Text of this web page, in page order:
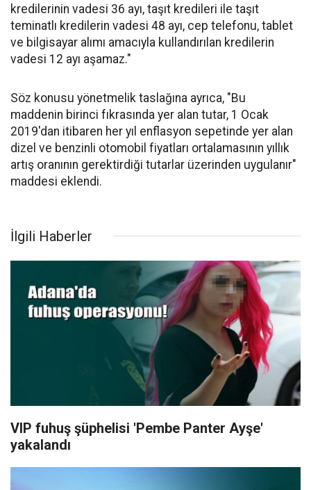
kredilerinin vadesi 36 ayı, taşıt kredileri ile taşıt
teminatlı kredilerin vadesi 48 ayı, cep telefonu, tablet
ve bilgisayar alımı amacıyla kullandırılan kredilerin
vadesi 12 ayı aşamaz."
Söz konusu yönetmelik taslağına ayrıca, "Bu
maddenin birinci fıkrasında yer alan tutar, 1 Ocak
2019'dan itibaren her yıl enflasyon sepetinde yer alan
dizel ve benzinli otomobil fiyatları ortalamasının yıllık
artış oranının gerektirdiği tutarlar üzerinden uygulanır"
maddesi eklendi.
İlgili Haberler
VIP fuhuş şüphelisi 'Pembe Panter Ayşe'
yakalandı